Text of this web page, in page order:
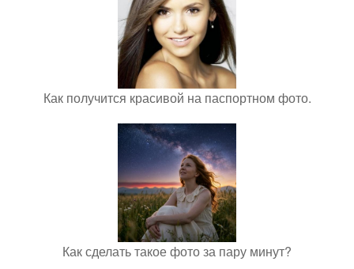
Как получится красивой на паспортном фото.
Как сделать такое фото за пару минут?